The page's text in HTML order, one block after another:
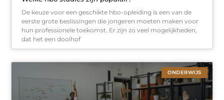
De keuze voor een geschikte hbo-opleiding is een van de
eerste grote beslissingen die jongeren moeten maken voor
hun professionele toekomst. Er zijn zo veel mogelijkheden,
dat het een doolhof
ONDERWIJS